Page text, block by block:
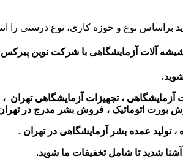
براساس نوع و حوزه کاری، نوع درستی
آلات آزمایشگاهی با شرکت نوین پیرکس
آزمایشگاهی ، تجهیزات آزمایشگاهی
بورت اتوماتیک ، فروش بشر مدرج در
،تولید عمده بشر آزمایشگاهی در تهران .
شدید تا شامل تخفیفات ما شوید.